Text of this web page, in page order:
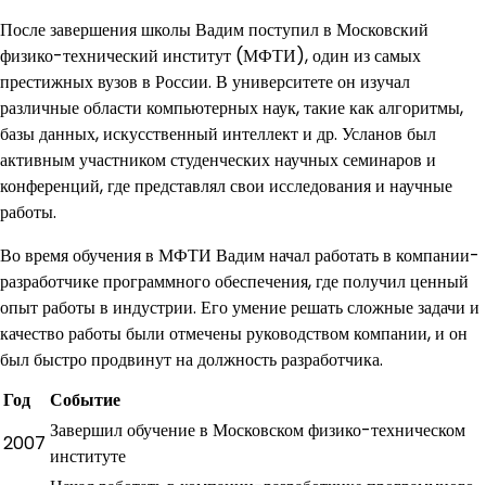
После завершения школы Вадим поступил в Московский
физико-технический институт (МФТИ), один из самых
престижных вузов в России. В университете он изучал
различные области компьютерных наук, такие как алгоритмы,
базы данных, искусственный интеллект и др. Усланов был
активным участником студенческих научных семинаров и
конференций, где представлял свои исследования и научные
работы.
Во время обучения в МФТИ Вадим начал работать в компании-
разработчике программного обеспечения, где получил ценный
опыт работы в индустрии. Его умение решать сложные задачи и
качество работы были отмечены руководством компании, и он
был быстро продвинут на должность разработчика.
Год
Событие
2007
Завершил обучение в Московском физико-техническом
институте